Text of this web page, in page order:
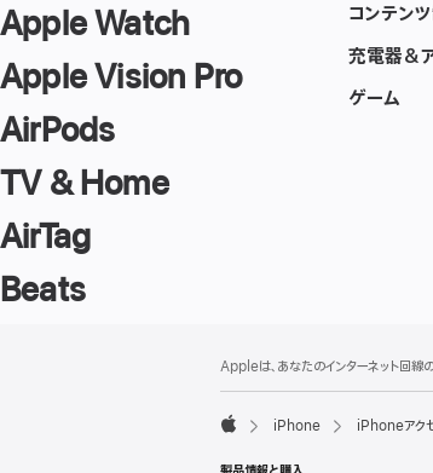
Apple Watch
Apple Vision Pro
AirPods
TV & Home
AirTag
Beats
コンテン
充電器＆
ゲーム
ッ
タ
ー
注
Appleは、あなたのインターネット回線
iPhone iPhoneアク